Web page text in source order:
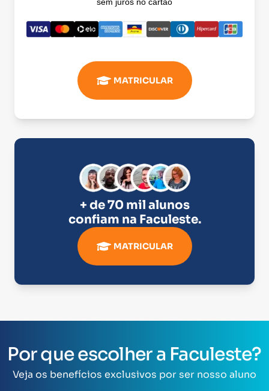
MATRICULAR
+ de 70 mil alunos
confiam na Faculeste.
MATRICULAR
Por que escolher a Faculeste?
Veja os benefícios exclusivos por ser nosso aluno